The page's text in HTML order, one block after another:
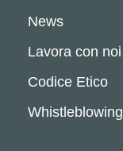
News
Lavora con noi
Codice Etico
Whistleblowing